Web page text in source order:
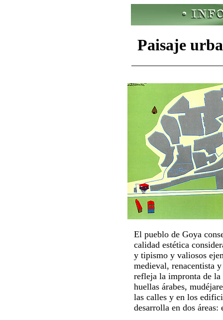
Paisaje
El pueblo de Goya
calidad estética
y tipismo y valiosos
medieval, renacentista
refleja la impronta de la
huellas árabes,
las calles y en los
desarrolla en dos